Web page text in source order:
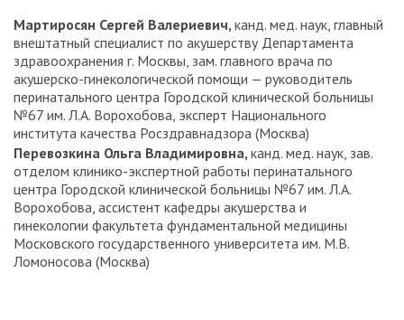
Мартиросян Сергей Валериевич, канд. мед. наук, главный
внештатный специалист по акушерству Департамента
здравоохранения г. Москвы, зам. главного врача по
акушерско-гинекологической помощи — руководитель
перинатального центра Городской клинической больницы
№67 им. Л.А. Ворохобова, эксперт Национального
института качества Росздравнадзора (Москва)
Перевозкина Ольга Владимировна, канд. мед. наук, зав.
отделом клинико-экспертной работы перинатального
центра Городской клинической больницы №67 им. Л.А.
Ворохобова, ассистент кафедры акушерства и
гинекологии факультета фундаментальной медицины
Московского государственного университета им. М.В.
Ломоносова (Москва)